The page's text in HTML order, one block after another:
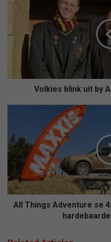
i
l
t
b
l
l
Volkies blink uit by
T
h
g
s
All Things Adventure se